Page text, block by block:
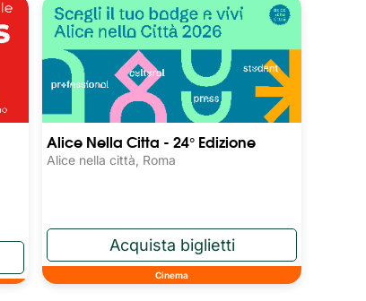
Alice Nella Citta - 24° Edizione
Alice nella città, Roma
Cinema